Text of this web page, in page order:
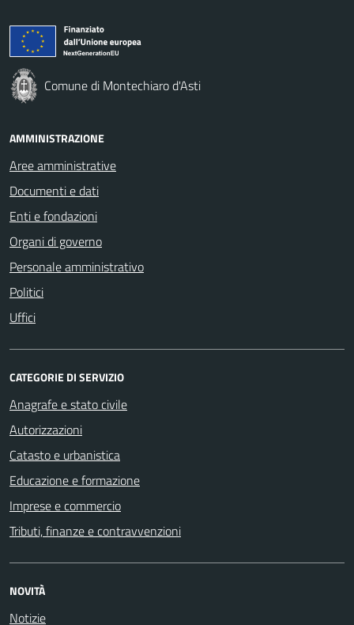
Comune di Montechiaro d'Asti
AMMINISTRAZIONE
Aree amministrative
Documenti e dati
Enti e fondazioni
Organi di governo
Personale amministrativo
Politici
Uffici
CATEGORIE DI SERVIZIO
Anagrafe e stato civile
Autorizzazioni
Catasto e urbanistica
Educazione e formazione
Imprese e commercio
Tributi, finanze e contravvenzioni
NOVITÀ
Notizie